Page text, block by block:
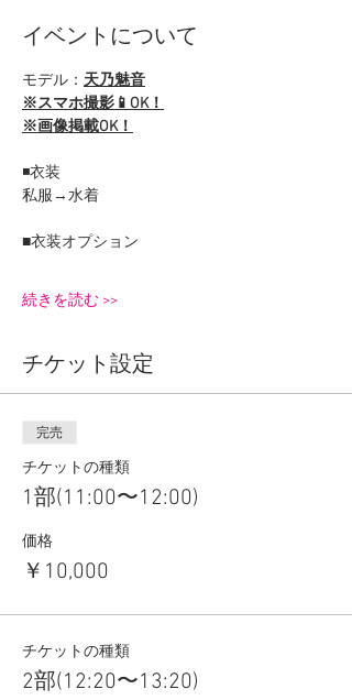
イベントについて
モデル： 天乃魅音
※スマホ撮影📱OK！
※画像掲載OK！
◾️衣装
私服→水着
■衣装オプション
続きを読む >>
チケット設定
完売
チケットの種類
1部(11:00〜12:00)
価格
￥10,000
チケットの種類
2部(12:20〜13:20)